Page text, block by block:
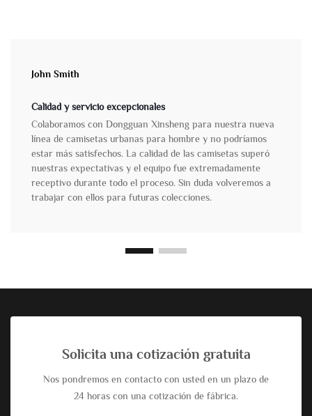
John Smith
Calidad y servicio excepcionales
Colaboramos con Dongguan Xinsheng para nuestra nueva
línea de camisetas urbanas para hombre y no podríamos
estar más satisfechos. La calidad de las camisetas superó
nuestras expectativas y el equipo fue extremadamente
receptivo durante todo el proceso. Sin duda volveremos a
trabajar con ellos para futuras colecciones.
Solicita una cotización gratuita
Nos pondremos en contacto con usted en un plazo de
24 horas con una cotización de fábrica.